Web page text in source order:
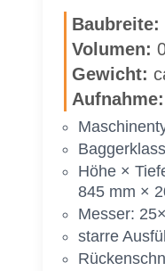
bil­
bag­
ger
|
23 To.
|
2500
250
Bau­brei­te:
Vo­lu­men:
Ge­wicht:
Auf­nah­me:
Höhe ×
845 mm ×
Mes­ser:
star­re